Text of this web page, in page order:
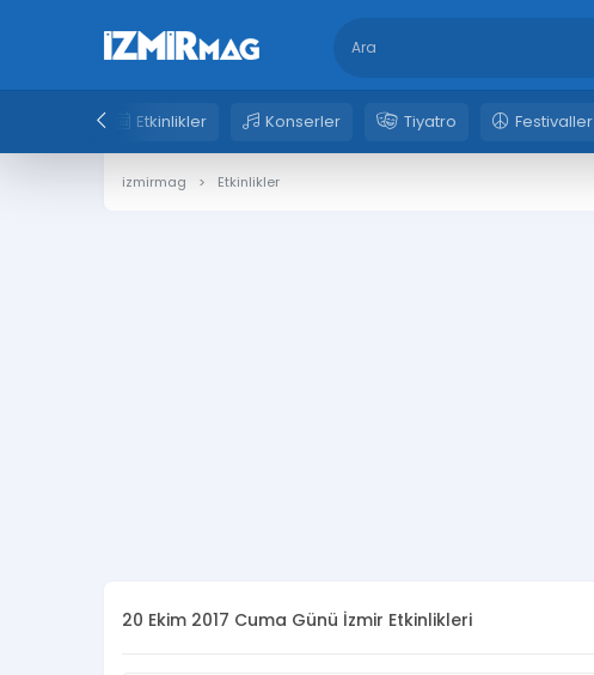
Etkinlikler Konserler Tiyatro Festivaller
izmirmag Etkinlikler
20 Ekim 2017 Cuma Günü İzmir Etkinlikleri